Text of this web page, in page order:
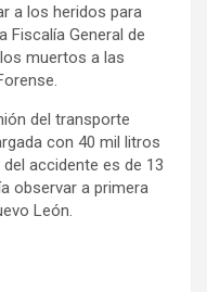
a los heridos para
Fiscalía General de
muertos a las
del transporte
con 40 mil litros
accidente es de 13
observar a primera
León.